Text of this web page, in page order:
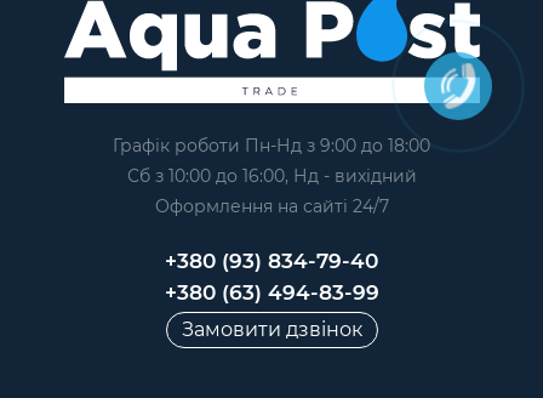
Графік роботи Пн-Нд з 9:00 до 18:00
Сб з 10:00 до 16:00, Нд - вихідний
Оформлення на сайтi 24/7
+380 (93) 834-79-40
+380 (63) 494-83-99
Замовити дзвінок